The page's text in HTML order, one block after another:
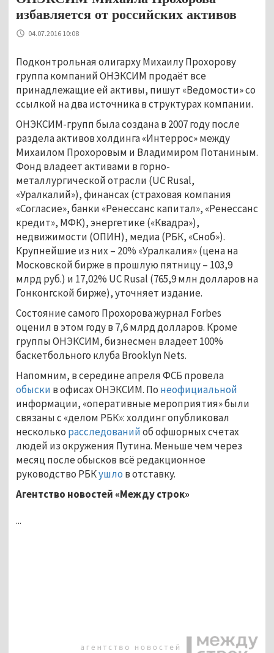
избавляется от российских активов
04.07.2016 10:08
Подконтрольная олигарху Михаилу Прохорову
группа компаний ОНЭКСИМ продаёт все
принадлежащие ей активы, пишут «Ведомости» со
ссылкой на два источника в структурах компании.
ОНЭКСИМ-групп была создана в 2007 году после
раздела активов холдинга «Интеррос» между
Михаилом Прохоровым и Владимиром Потаниным.
Фонд владеет активами в горно-
металлургической отрасли (UC Rusal,
«Уралкалий»), финансах (страховая компания
«Согласие», банки «Ренессанс капитал», «Ренессанс
кредит», МФК), энергетике («Квадра»),
недвижимости (ОПИН), медиа (РБК, «Сноб»).
Крупнейшие из них – 20% «Уралкалия» (цена на
Московской бирже в прошлую пятницу – 103,9
млрд руб.) и 17,02% UC Rusal (765,9 млн долларов на
Гонконгской бирже), уточняет издание.
Состояние самого Прохорова журнал Forbes
оценил в этом году в 7,6 млрд долларов. Кроме
группы ОНЭКСИМ, бизнесмен владеет 100%
баскетбольного клуба Brooklyn Nets.
Напомним, в середине апреля ФСБ провела
обыски в офисах ОНЭКСИМ. По неофициальной
информации, «оперативные мероприятия» были
связаны с «делом РБК»: холдинг опубликовал
несколько расследованийоб офшорных счетах
людей из окружения Путина. Меньше чем через
месяц после обысков всё редакционное
руководство РБКушло в отставку.
Агентство новостей «Между строк»
...